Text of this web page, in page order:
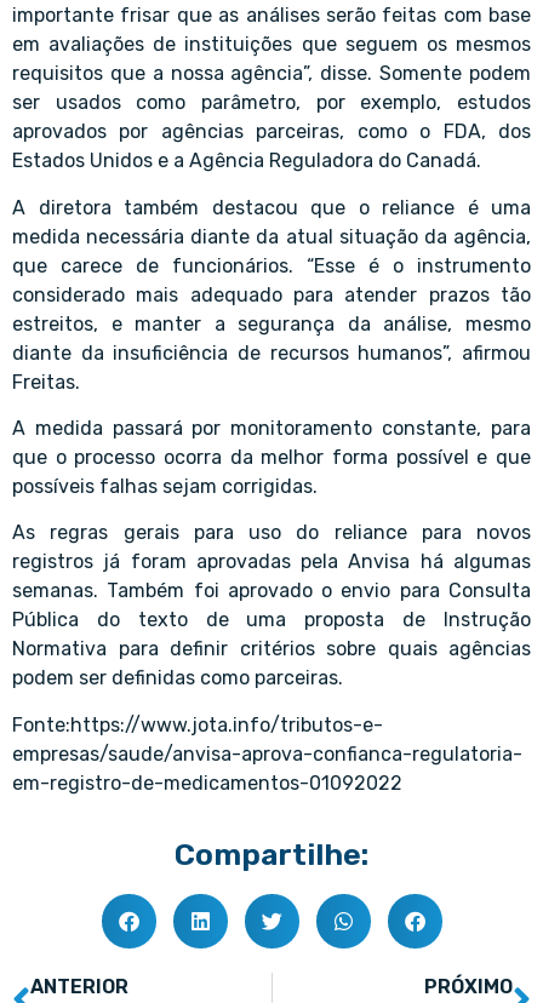
importante frisar que as análises serão feitas com base
em avaliações de instituições que seguem os mesmos
requisitos que a nossa agência”, disse. Somente podem
ser usados como parâmetro, por exemplo, estudos
aprovados por agências parceiras, como o FDA, dos
Estados Unidos e a Agência Reguladora do Canadá.
A diretora também destacou que o reliance é uma
medida necessária diante da atual situação da agência,
que carece de funcionários. “Esse é o instrumento
considerado mais adequado para atender prazos tão
estreitos, e manter a segurança da análise, mesmo
diante da insuficiência de recursos humanos”, afirmou
Freitas.
A medida passará por monitoramento constante, para
que o processo ocorra da melhor forma possível e que
possíveis falhas sejam corrigidas.
As regras gerais para uso do reliance para novos
registros já foram aprovadas pela Anvisa há algumas
semanas. Também foi aprovado o envio para Consulta
Pública do texto de uma proposta de Instrução
Normativa para definir critérios sobre quais agências
podem ser definidas como parceiras.
Fonte:https://www.jota.info/tributos-e-
empresas/saude/anvisa-aprova-confianca-regulatoria-
em-registro-de-medicamentos-01092022
Compartilhe:
ANTERIOR PRÓXIMO